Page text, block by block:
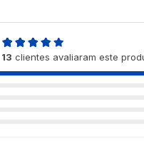
13 clientes avaliaram este